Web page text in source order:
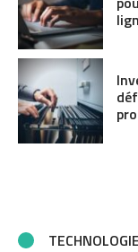
TECHNOLOGIE